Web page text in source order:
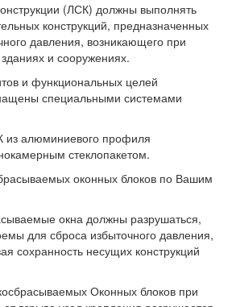
(ЛСК) должны выполнять
конструкций, предназначенных
давления, возникающего при
и сооружениях.
и функциональных целей
специальными системами
из алюминиевого профиля
стеклопакетом.
оконных блоков по Вашим
окна должны разрушаться,
для сброса избыточного давления,
сохранность несущих конструкций
Оконных блоков при